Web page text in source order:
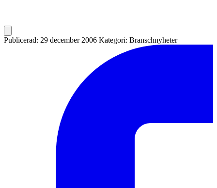
Publicerad: 29 december 2006 Kategori: Branschnyheter